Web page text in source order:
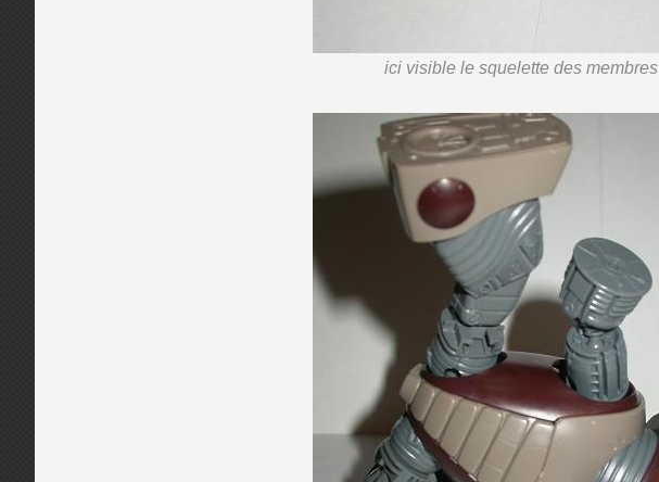
ici visible le squelette des membres